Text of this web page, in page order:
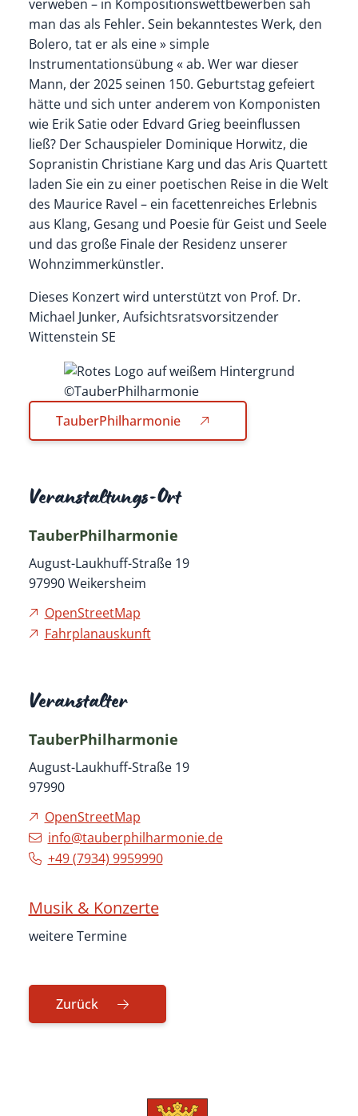
verweben – in Kompositionswettbewerben sah
man das als Fehler. Sein bekanntestes Werk, den
Bolero, tat er als eine » simple
Instrumentationsübung « ab. Wer war dieser
Mann, der 2025 seinen 150. Geburtstag gefeiert
hätte und sich unter anderem von Komponisten
wie Erik Satie oder Edvard Grieg beeinflussen
ließ? Der Schauspieler Dominique Horwitz, die
Sopranistin Christiane Karg und das Aris Quartett
laden Sie ein zu einer poetischen Reise in die Welt
des Maurice Ravel – ein facettenreiches Erlebnis
aus Klang, Gesang und Poesie für Geist und Seele
und das große Finale der Residenz unserer
Wohnzimmerkünstler.
Dieses Konzert wird unterstützt von Prof. Dr.
Michael Junker, Aufsichtsratsvorsitzender
Wittenstein SE
©TauberPhilharmonie
TauberPhilharmonie
Veranstaltungs-Ort
TauberPhilharmonie
August-Laukhuff-Straße 19
97990 Weikersheim
OpenStreetMap
Fahrplanauskunft
Veranstalter
TauberPhilharmonie
August-Laukhuff-Straße 19
97990
OpenStreetMap
info@tauberphilharmonie.de
+49 (7934) 9959990
Musik & Konzerte
weitere Termine
Zurück